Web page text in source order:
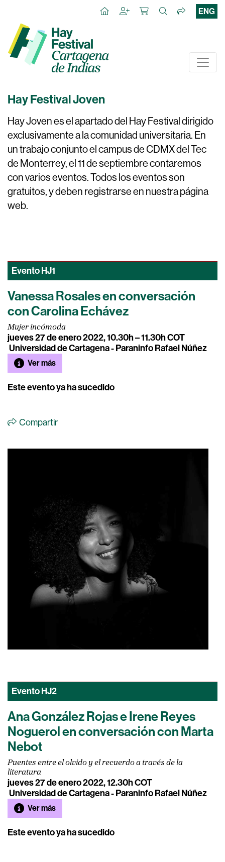
ENG
Hay Festival Joven
Hay Joven es el apartado del Hay Festival dirigido
exclusivamente a la comunidad universitaria. En
un trabajo conjunto el campus de CDMX del Tec
de Monterrey, el 11 de septiembre contaremos
con varios eventos. Todos los eventos son
gratuitos, y deben registrarse en nuestra página
web.
EventoHJ1
Vanessa Rosales en conversación
con Carolina Echávez
Mujer incómoda
jueves 27 de enero 2022, 10.30h – 11.30h COT
Universidad de Cartagena - Paraninfo Rafael Núñez
Ver más
Este evento ya ha sucedido
Compartir
EventoHJ2
Ana González Rojas e Irene Reyes
Noguerol en conversación con Marta
Nebot
Puentes entre el olvido y el recuerdo a través de la
literatura
jueves 27 de enero 2022, 12.30h COT
Universidad de Cartagena - Paraninfo Rafael Núñez
Ver más
Este evento ya ha sucedido